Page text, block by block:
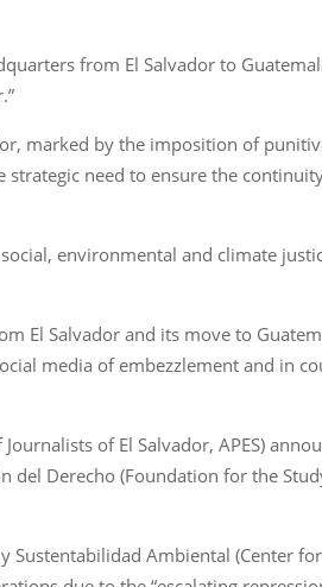
from El Salvador to
marked by the imposition of
need to ensure the
environmental and climate
El Salvador and its move to
media of embezzlement and in
of El Salvador, APES)
Derecho (Foundation for the
Sustentabilidad Ambiental (Center